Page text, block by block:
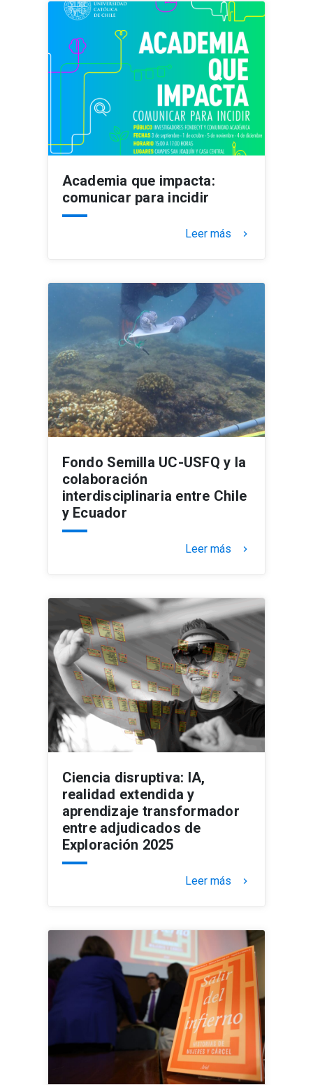
Academia que impacta:
comunicar para incidir
Leer más keyboard_arrow_right
Fondo Semilla UC-USFQ y la
colaboración
interdisciplinaria entre Chile
y Ecuador
Leer más keyboard_arrow_right
Ciencia disruptiva: IA,
realidad extendida y
aprendizaje transformador
entre adjudicados de
Exploración 2025
Leer más keyboard_arrow_right